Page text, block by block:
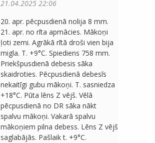
21.04.2025 22:06
20. apr. pēcpusdienā nolija 8 mm.
21. apr. no rīta apmācies. Mākoņi
ļoti zemi. Agrākā rītā droši vien bija
migla. T. +9°C. Spiediens 758 mm.
Priekšpusdienā debesis sāka
skaidroties. Pēcpusdienā debesīs
nekaitīgi gubu mākoņi. T. sasniedza
+18°C. Pūta lēns Z vējš. Vēlā
pēcpusdienā no DR sāka nākt
spalvu mākoņi. Vakarā spalvu
mākoņiem pilna debess. Lēns Z vējš
saglabājās. Pašlaik t. +9°C.